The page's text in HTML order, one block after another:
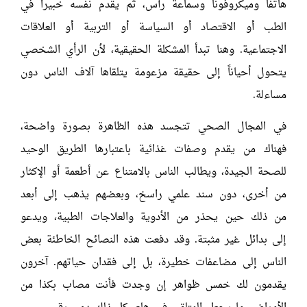
هاتفاً وميكروفوناً وسماعة رأس، ثم يقدم نفسه خبيراً في
الطب أو الاقتصاد أو السياسة أو التربية أو العلاقات
الاجتماعية. وهنا تبدأ المشكلة الحقيقية، لأن الرأي الشخصي
يتحول أحياناً إلى حقيقة مزعومة يتلقاها آلاف الناس دون
مساءلة.
في المجال الصحي تتجسد هذه الظاهرة بصورة واضحة،
فهناك من يقدم وصفات غذائية باعتبارها الطريق الوحيد
للصحة الجيدة، ويطالب الناس بالامتناع عن أطعمة أو الإكثار
من أخرى، دون سند علمي راسخ، وبعضهم يذهب إلى أبعد
من ذلك حين يحذر من الأدوية والعلاجات الطبية، ويدعو
إلى بدائل غير مثبتة. وقد دفعت هذه النصائح الخاطئة بعض
الناس إلى مضاعفات خطيرة، بل إلى فقدان حياتهم. آخرون
يقدمون لك خمس ظواهر إن وجدت فأنت مصاب بكذا من